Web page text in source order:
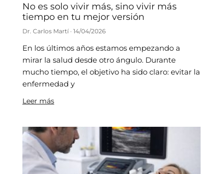
No es solo vivir más, sino vivir más
tiempo en tu mejor versión
Dr. Carlos Martí 14/04/2026
En los últimos años estamos empezando a
mirar la salud desde otro ángulo. Durante
mucho tiempo, el objetivo ha sido claro: evitar la
enfermedad y
Leer más